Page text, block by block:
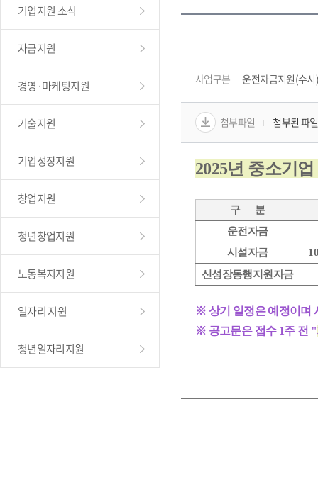
기업지원 소식
자금지원
경영·마케팅지원
기술지원
기업성장지원
창업지원
청년창업지원
노동복지지원
일자리 지원
청년일자리지원
사업구분 운전자금지원(수
첨부파일 첨부된 파
2025년 중소기
구      분
운전자금
시설자금
신성장동행지원자금
※ 상기 일정은 예정이며
※ 공고문은 접수 1주 전 "